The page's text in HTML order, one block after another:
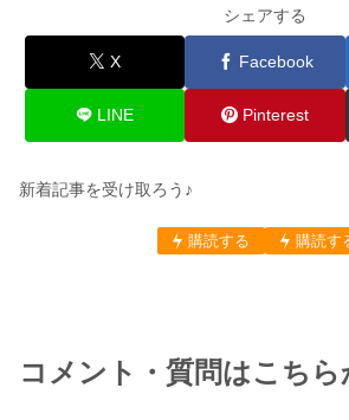
い？おすすめを徹底
神前式の新郎の髪型
シェアする
X Facebook
LINE Pinterest
新着記事を受け取ろう♪
購読する 購読す
コメント・質問はこちら